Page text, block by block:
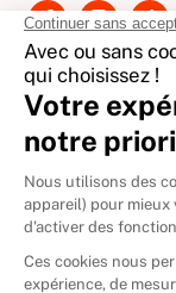
International
🇪🇸Espagne
🇩🇪Allemagne
🇮🇹 Italie